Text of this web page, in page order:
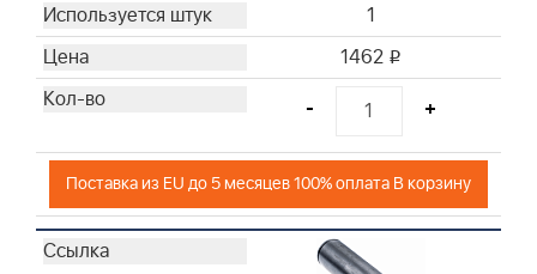
1
1462 i
- +
Поставка из EU до 5 месяцев 100% оплата В корзину